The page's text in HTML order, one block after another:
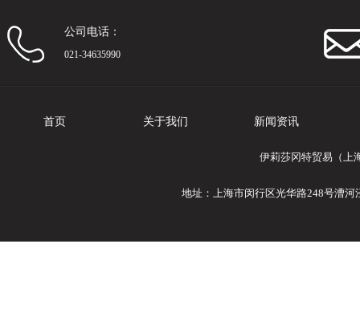
公司电话：
021-34635990
首页 关于我们 新闻资讯
伊莉莎冈特贸易（上
地址：上海市闵行区光华路248号漕